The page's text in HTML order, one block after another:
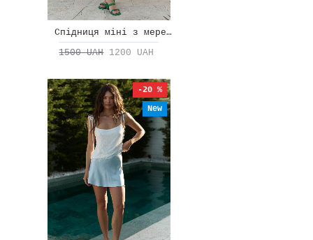
Спідниця міні з мереживом
1500 UAH 1200 UAH
New
-20 %